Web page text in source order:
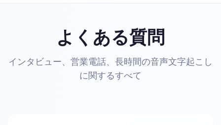
よくある質問
インタビュー、営業電話、長時間の音声文字起こし
に関するすべて